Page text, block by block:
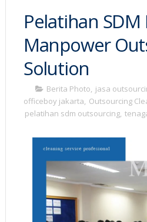
Pelatihan
Manpower
Solution
Berita Photo, jasa
officeboy jakarta, Outsourcing
pelatihan sdm outsourcing,